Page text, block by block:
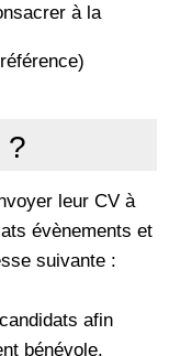
à la
?
leur CV à
évènements et
suivante :
afin
bénévole.